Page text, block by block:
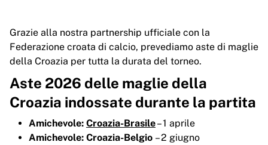
Grazie alla nostra partnership ufficiale con la
Federazione croata di calcio, prevediamo aste di maglie
della Croazia per tutta la durata del torneo.
Aste 2026 delle maglie della
Croazia indossate durante la partita
Amichevole: Croazia-Brasile– 1 aprile
Amichevole: Croazia-Belgio – 2 giugno